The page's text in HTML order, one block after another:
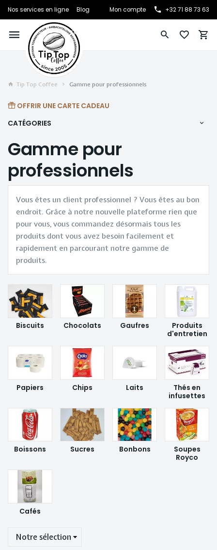
Nos services en ligne Blog Mon compte +32 71 88 73 63
Tip Top Coffee Gamme pour professionnels
OFFRIR UNE CARTE CADEAU
CATÉGORIES
Gamme pour
professionnels
Vous êtes un client professionnel ? Vous êtes au bon
endroit. Grâce à notre nouvelle plateforme rien que
pour vous, vous commandez désormais tous les
produits dont vous avez besoin facilement et
rapidement en parcourant notre gamme de
produits.
Sous-
catégories
Biscuits Chocolats Gaufres
Produits
d'entretien
Papiers Chips Laits
Thés en
infusettes
Boissons Sucres Bonbons
Soupes
Royco
Cafés